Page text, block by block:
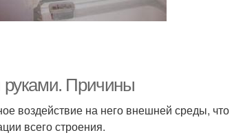
руками. Причины
воздействие на него внешней среды, что
всего строения.